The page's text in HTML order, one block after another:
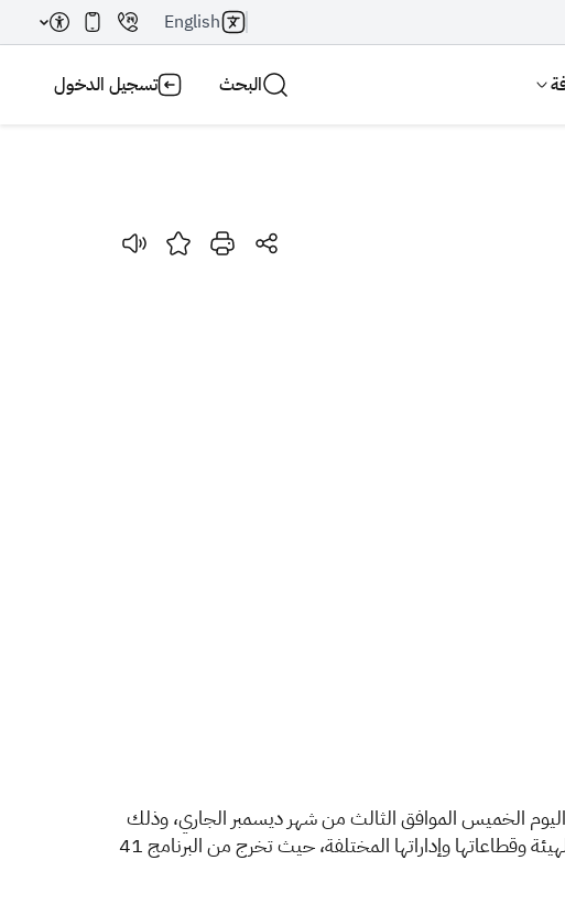
English
البحث تسجيل الدخول
اليوم الخميس الموافق الثالث من شهر ديسمبر الجاري، وذلك
برعاية معالي محافظ الهيئة المهندس سهيل بن محمد أبانمي، بعد اثني عشر شهراً من التدريب المستمر في أروقة الهيئة وقطاعاتها وإداراتها المختلفة، حيث تخرج من البرنامج 41